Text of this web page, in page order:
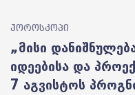
ჰოროსკოპი
„მისი
იდეებისა და
7 აგვისტოს